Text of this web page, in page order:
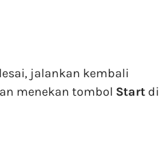
jalankan kembali
menekan tombol Start di